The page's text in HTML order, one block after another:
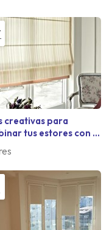
creativas para
tus estores con la
de tu salón